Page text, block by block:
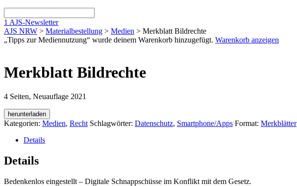
1 AJS-Newsletter
AJS NRW > Materialbestellung > Medien > Merkblatt Bildrechte
„Tipps zur Mediennutzung“ wurde deinem Warenkorb hinzugefügt. Warenkorb anzeigen
Merkblatt Bildrechte
4 Seiten, Neuauflage 2021
herunterladen
Kategorien: Medien, Recht Schlagwörter: Datenschutz, Smartphone/Apps Format: Merkblätter
Details
Details
Bedenkenlos eingestellt – Digitale Schnappschüsse im Konflikt mit dem Gesetz.